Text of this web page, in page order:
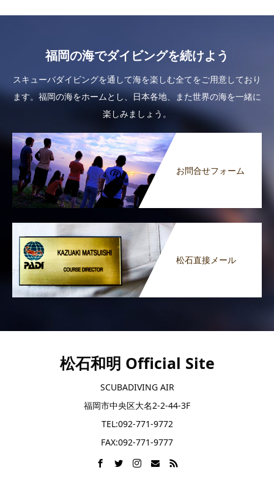
福岡の海でダイビングを続けよう
スキューバダイビングを通して海を楽しむ全てをご用意しており
ます。福岡の海をホームとし、日本各地、また世界の海を一緒に
楽しみましょう。
お問合せフォーム
松石直接メール
松石和明 Official Site
SCUBADIVING AIR
福岡市中央区大名2-2-44-3F
TEL:092-771-9772
FAX:092-771-9777